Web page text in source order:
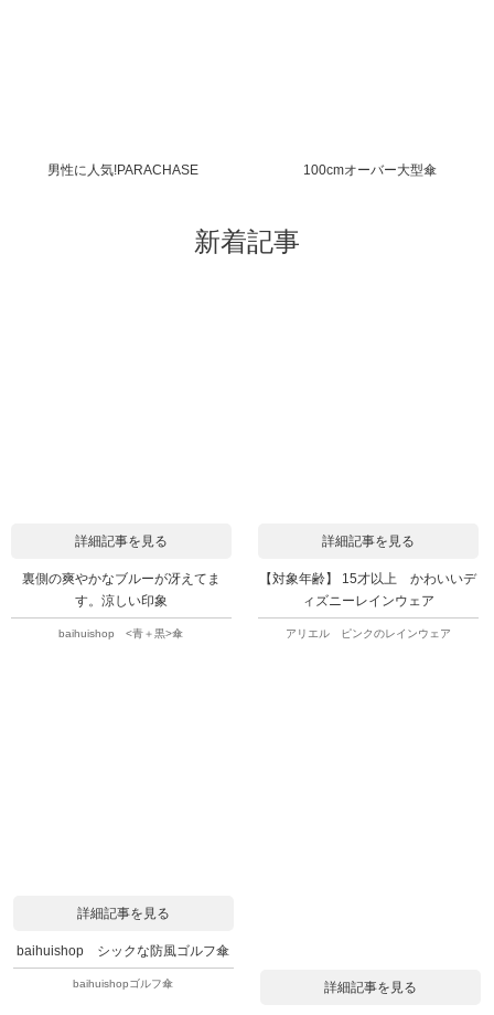
男性に人気!PARACHASE 100cmオーバー大型傘
新着記事
詳細記事を見る
裏側の爽やかなブルーが冴えてま
す。涼しい印象
baihuishop <青＋黒>傘
詳細記事を見る
【対象年齢】 15才以上 かわいいデ
ィズニーレインウェア
アリエル ピンクのレインウェア
詳細記事を見る
baihuishop シックな防風ゴルフ傘
baihuishopゴルフ傘 詳細記事を見る